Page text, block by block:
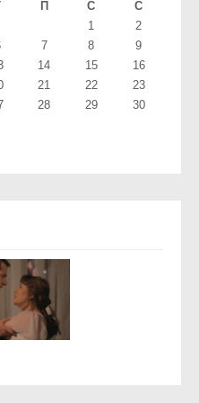
П С С
1
2
7 8
9
14 15
16
21 22
23
28 29
30